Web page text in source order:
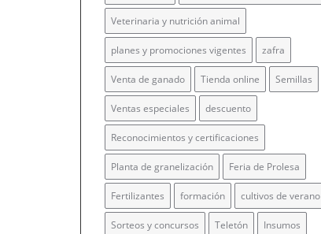
Veterinaria y nutrición animal
planes y promociones vigentes zafra
Venta de ganado Tienda online Semillas
Ventas especiales descuento
Reconocimientos y certificaciones
Planta de granelización Feria de Prolesa
Fertilizantes formación cultivos de verano
Sorteos y concursos Teletón Insumos